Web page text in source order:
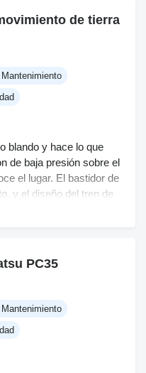
de tierra
Mantenimiento
blando y hace lo que
de baja presión sobre el
el lugar. El bastidor de
y el diseño del tren de
trabajar muchas horas
mal para la potencia. El
pero ayuda
reducirlo en los
son cómodos
PC35
Mantenimiento